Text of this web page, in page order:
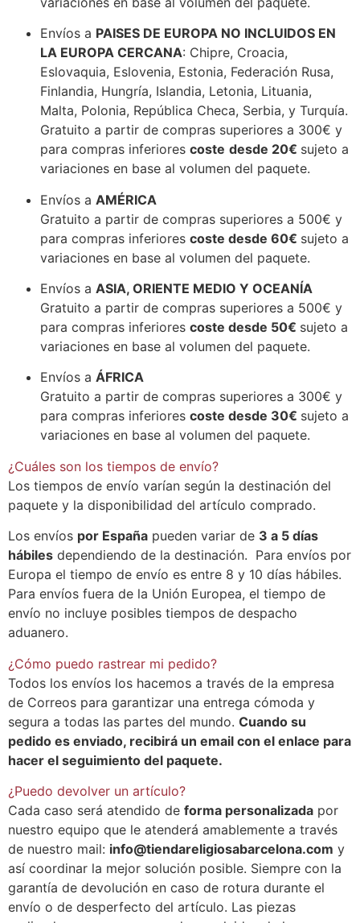
Envíos a PAISES DE EUROPA NO INCLUIDOS EN
LA EUROPA CERCANA: Chipre, Croacia,
Eslovaquia, Eslovenia, Estonia, Federación Rusa,
Finlandia, Hungría, Islandia, Letonia, Lituania,
Malta, Polonia, República Checa, Serbia, y Turquía.
Gratuito a partir de compras superiores a 300€ y
para compras inferiores coste desde 20€ sujeto a
variaciones en base al volumen del paquete.
Envíos a AMÉRICA
Gratuito a partir de compras superiores a 500€ y
para compras inferiores coste desde 60€ sujeto a
variaciones en base al volumen del paquete.
Envíos a ASIA, ORIENTE MEDIO Y OCEANÍA
Gratuito a partir de compras superiores a 500€ y
para compras inferiores coste desde 50€ sujeto a
variaciones en base al volumen del paquete.
Envíos a ÁFRICA
Gratuito a partir de compras superiores a 300€ y
para compras inferiores coste desde 30€ sujeto a
variaciones en base al volumen del paquete.
¿Cuáles son los tiempos de envío?
Los tiempos de envío varían según la destinación del
paquete y la disponibilidad del artículo comprado.
Los envíos por España pueden variar de 3 a 5 días
hábiles dependiendo de la destinación. Para envíos por
Europa el tiempo de envío es entre 8 y 10 días hábiles.
Para envíos fuera de la Unión Europea, el tiempo de
envío no incluye posibles tiempos de despacho
aduanero.
¿Cómo puedo rastrear mi pedido?
Todos los envíos los hacemos a través de la empresa
de Correos para garantizar una entrega cómoda y
segura a todas las partes del mundo. Cuando su
pedido es enviado, recibirá un email con el enlace para
hacer el seguimiento del paquete.
¿Puedo devolver un artículo?
Cada caso será atendido de forma personalizada por
nuestro equipo que le atenderá amablemente a través
de nuestro mail: info@tiendareligiosabarcelona.com y
así coordinar la mejor solución posible. Siempre con la
garantía de devolución en caso de rotura durante el
envío o de desperfecto del artículo. Las piezas